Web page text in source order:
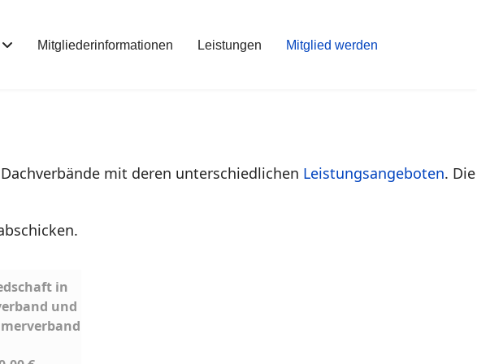
Mitgliederinformationen Leistungen Mitglied werden
mit deren unterschiedlichen Leistungsangeboten. Die
in
und